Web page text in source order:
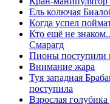
Ель колючая
Когда успел
Кто ещё не
Смарагд
Пионы поступили
Внимание жара
Туя западная
поступила
Взрослая голубика